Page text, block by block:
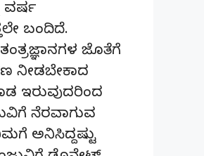
ವರ್ಷ
ಬಂದಿದೆ.
ಜೊತೆಗೆ
ನೀಡಬೇಕಾದ
ಇರುವುದರಿಂದ
ನೆರವಾಗುವ
ಅನಿಸಿದ್ದಷ್ಟು